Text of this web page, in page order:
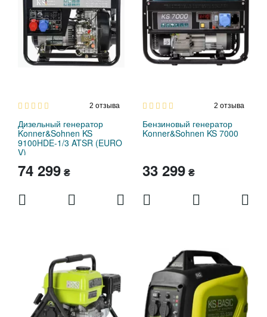
2 отзыва
Дизельный генератор
Konner&Sohnen KS
9100HDE-1/3 ATSR (EURO
V)
74 299₴
2 отзыва
Бензиновый генератор
Konner&Sohnen KS 7000
33 299₴